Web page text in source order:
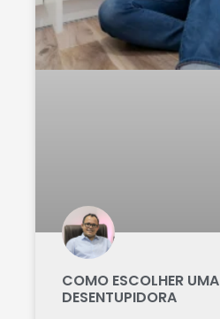
COMO ESCOLHER UMA
DESENTUPIDORA